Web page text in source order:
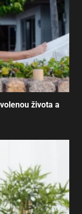
života a